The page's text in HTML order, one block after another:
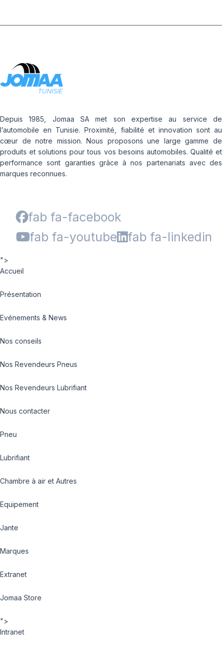
Depuis 1985, Jomaa SA met son expertise au service de
l’automobile en Tunisie. Proximité, fiabilité et innovation sont au
cœur de notre mission. Nous proposons une large gamme de
produits et solutions pour tous vos besoins automobiles. Qualité et
performance sont garanties grâce à nos partenariats avec des
marques reconnues.
fab fa-facebook
fab fa-youtube
fab fa-linkedin
">
Accueil
Présentation
Evénements & News
Nos conseils
Nos Revendeurs Pneus
Nos Revendeurs Lubrifiant
Nous contacter
Pneu
Lubrifiant
Chambre à air et Autres
Equipement
Jante
Marques
Extranet
Jomaa Store
">
Intranet